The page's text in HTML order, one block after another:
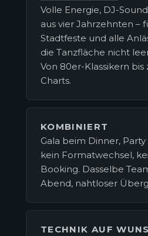
Volle Energie, DJ-
aus vier Jahrzehnten –
Stadtfeste und alle
die Tanzfläche nicht
Von 80er-Klassikern
Charts.
KOMBINIERT
Gala beim Dinner,
kein Formatwechsel,
Booking. Dasselbe
Abend, nahtloser
TECHNIK AUF